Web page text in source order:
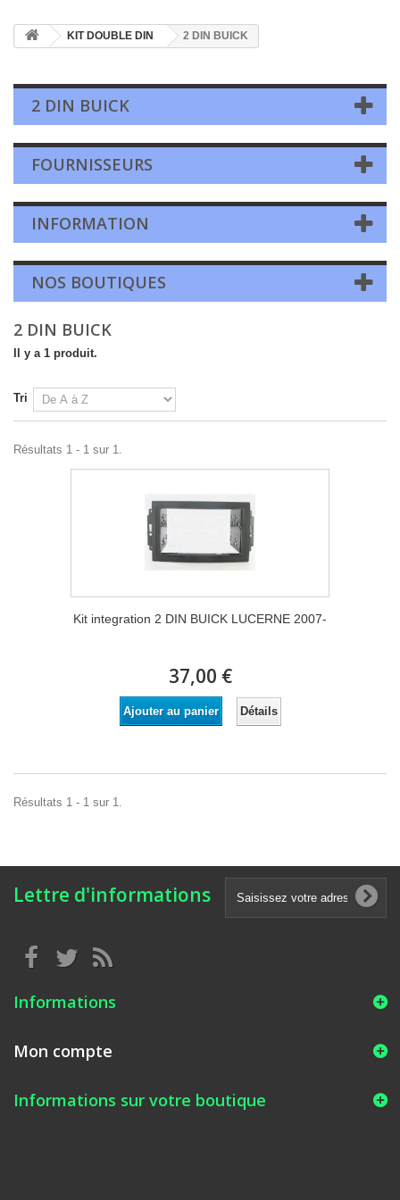
KIT DOUBLE DIN 2 DIN BUICK
2 DIN BUICK
FOURNISSEURS
INFORMATION
NOS BOUTIQUES
2 DIN BUICK
Il y a 1 produit.
Tri
Résultats 1 - 1 sur 1.
Kit integration 2 DIN BUICK LUCERNE 2007-
37,00 €
Ajouter au panier Détails
Résultats 1 - 1 sur 1.
Lettre d'informations
Informations
Mon compte
Informations sur votre boutique